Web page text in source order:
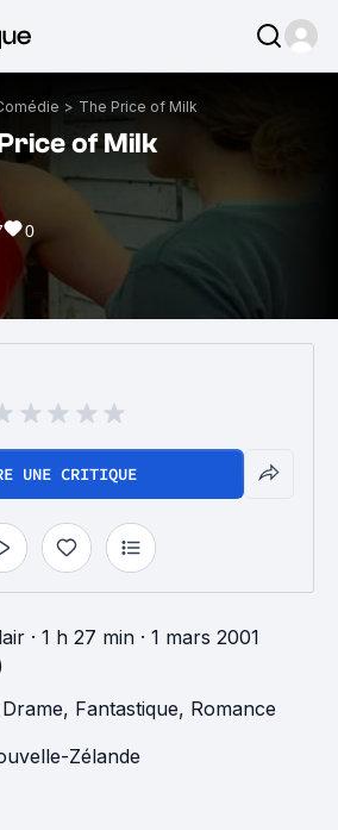
> The Price of Milk
of Milk
0
UNE CRITIQUE
· 1 h 27 min · 1 mars 2001
Drame, Fantastique, Romance
Zélande